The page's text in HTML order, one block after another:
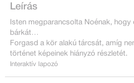
Leírás
Isten megparancsolta Noénak, hogy
bárkát…
Forgasd a kör alakú tárcsát, amíg
történet képeinek hiányzó részletét.
Interaktív lapozó